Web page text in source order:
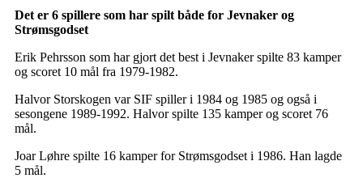
Det er 6 spillere som har spilt både for Jevnaker og
Strømsgodset
Erik Pehrsson som har gjort det best i Jevnaker spilte 83 kamper
og scoret 10 mål fra 1979-1982.
Halvor Storskogen var SIF spiller i 1984 og 1985 og også i
sesongene 1989-1992. Halvor spilte 135 kamper og scoret 76
mål.
Joar Løhre spilte 16 kamper for Strømsgodset i 1986. Han lagde
5 mål.